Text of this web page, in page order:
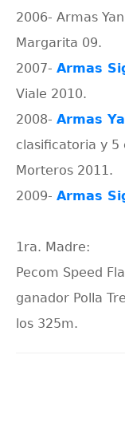
2006- Armas
Margarita 09.
2007- Armas
Viale 2010.
2008- Armas
clasificatoria y 5
Morteros 2011.
2009- Armas
1ra. Madre:
Pecom Speed
ganador Polla
los 325m.